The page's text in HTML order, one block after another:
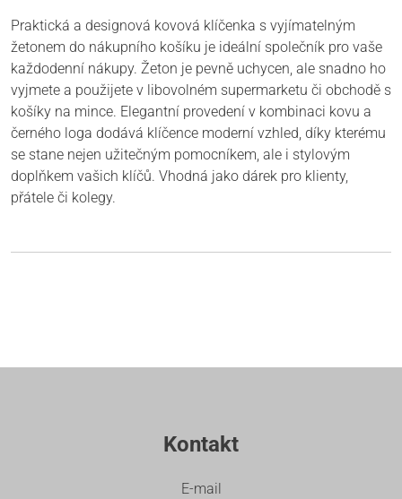
Praktická a designová kovová klíčenka s vyjímatelným
žetonem do nákupního košíku je ideální společník pro vaše
každodenní nákupy. Žeton je pevně uchycen, ale snadno ho
vyjmete a použijete v libovolném supermarketu či obchodě s
košíky na mince. Elegantní provedení v kombinaci kovu a
černého loga dodává klíčence moderní vzhled, díky kterému
se stane nejen užitečným pomocníkem, ale i stylovým
doplňkem vašich klíčů. Vhodná jako dárek pro klienty,
přátele či kolegy.
Kontakt
E-mail